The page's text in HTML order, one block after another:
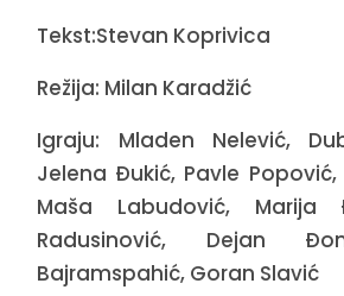
Tekst:Stevan Koprivica
Režija: Milan Karadžić
Igraju: Mladen Nelević,
Jelena Đukić, Pavle Popović,
Maša Labudović, Marija
Radusinović, Dejan
Bajramspahić, Goran Slavić